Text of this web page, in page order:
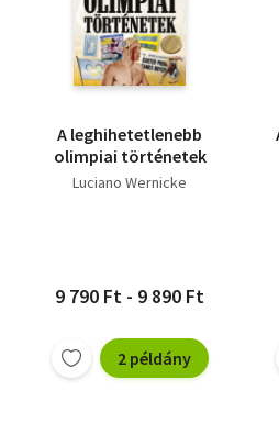
A leghihetetlenebb
olimpiai történetek
Luciano Wernicke
9 790 Ft - 9 890 Ft
2 példány